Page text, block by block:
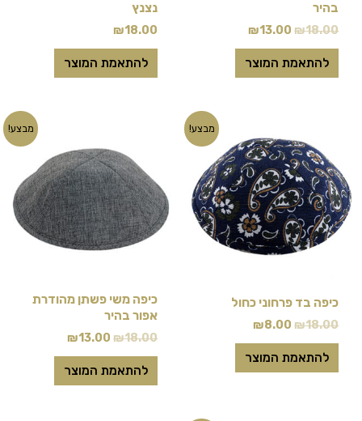
בהיר
₪18.00
₪13.00
להתאמת המוצר
נצנץ
₪18.00
להתאמת המוצר
המוצר
מבצע!
כיפה בד פרחוני כחול
₪18.00
המקורי
היה:
₪18.00.
₪8.00
הנוכחי
הוא:
₪8.00.
להתאמת המוצר
מבצע!
כיפה משי פשתן מהודרת
אפור בהיר
₪18.00
היה:
₪18.00.
₪13.00
המחיר
הנוכחי
הוא:
₪13.00.
להתאמת המוצר